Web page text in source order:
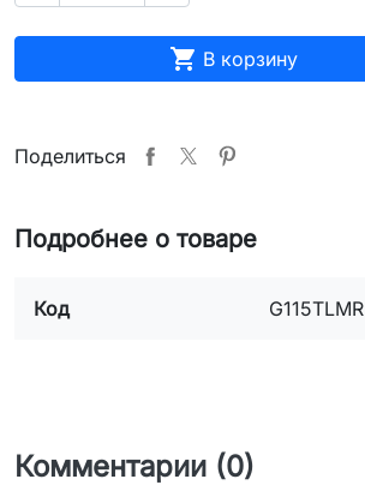
 В корзину
Поделиться
Подробнее о товаре
Код G115TLMR
Комментарии (0)